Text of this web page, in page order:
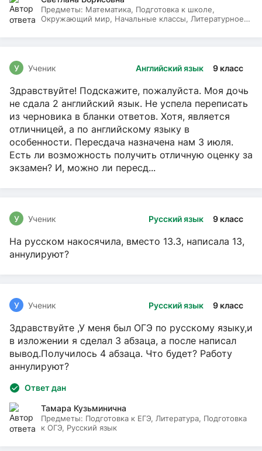
Предметы: Математика, Подготовка к школе,
Окружающий мир, Начальные классы, Литературное
Английский язык 9 класс
У Ученик
Здравствуйте! Подскажите, пожалуйста. Моя дочь
не сдала 2 английский язык. Не успела переписать
из черновика в бланки ответов. Хотя, является
отличницей, а по английскому языку в
особенности. Пересдача назначена нам 3 июля.
Есть ли возможность получить отличную оценку за
экзамен? И, можно ли пересд...
Русский язык 9 класс
У Ученик
На русском накосячила, вместо 13.3, написала 13,
аннулируют?
Русский язык 9 класс
У Ученик
Здравствуйте ,У меня был ОГЭ по русскому языку,и
в изложении я сделал 3 абзаца, а после написал
вывод.Получилось 4 абзаца. Что будет? Работу
аннулируют?
Ответ дан
Тамара Кузьминична
Предметы: Подготовка к ЕГЭ, Литература, Подготовка
к ОГЭ, Русский язык